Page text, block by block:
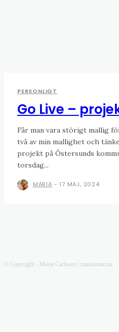
PERSONLIGT
Go Live –
Får man vara störigt mallig
två av min mallighet och
projekt på Östersunds
torsdag...
MARIA - 17 MAJ, 2024
© Copyright - Maria Carlsson | mariasmat.nu